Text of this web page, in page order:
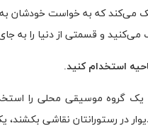
می‌کند که به خواست خودشان
می‌کنید و قسمتی از دنیا را به
.
یک گروه موسیقی محلی را
در رستورانتان نقاشی بکشند،